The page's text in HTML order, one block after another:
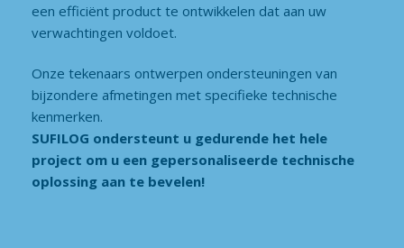
een ​​efficiënt product te ontwikkelen dat aan uw
verwachtingen voldoet.
Onze tekenaars ontwerpen ondersteuningen van
bijzondere afmetingen met specifieke technische
kenmerken.
SUFILOG ondersteunt u gedurende het hele
project om u een gepersonaliseerde technische
oplossing aan te bevelen!